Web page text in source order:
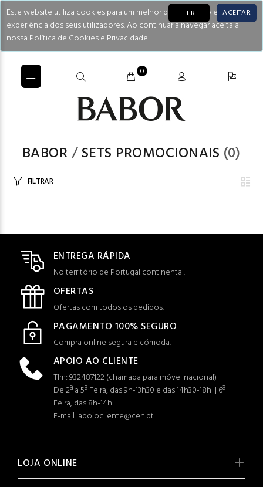
Este website utiliza cookies para um melhor desempenho e
experiência dos seus utilizadores. Ao continuar a navegar aceita a
nossa Política de Cookies e Privacidade.
LER ACEITAR
0
BABOR/ SETS PROMOCIONAIS (0)
FILTRAR
ENTREGA RÁPIDA
No território de Portugal continental.
OFERTAS
Ofertas com todos os pedidos.
PAGAMENTO 100% SEGURO
Compra online segura e cómoda.
APOIO AO CLIENTE
Tlm: 932487122 (chamada para móvel nacional)
De 2ª a 5ª Feira, das 9h-13h30 e das 14h30-18h | 6ª
Feira, das 8h-14h
E-mail: apoiocliente@cen.pt
LOJA ONLINE